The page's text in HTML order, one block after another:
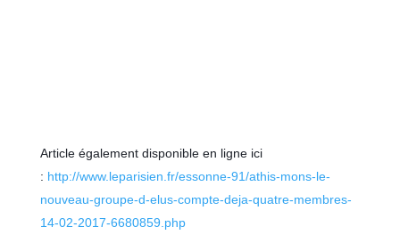
Article également disponible en ligne ici
: http://www.leparisien.fr/essonne-91/athis-mons-le-
nouveau-groupe-d-elus-compte-deja-quatre-membres-
14-02-2017-6680859.php